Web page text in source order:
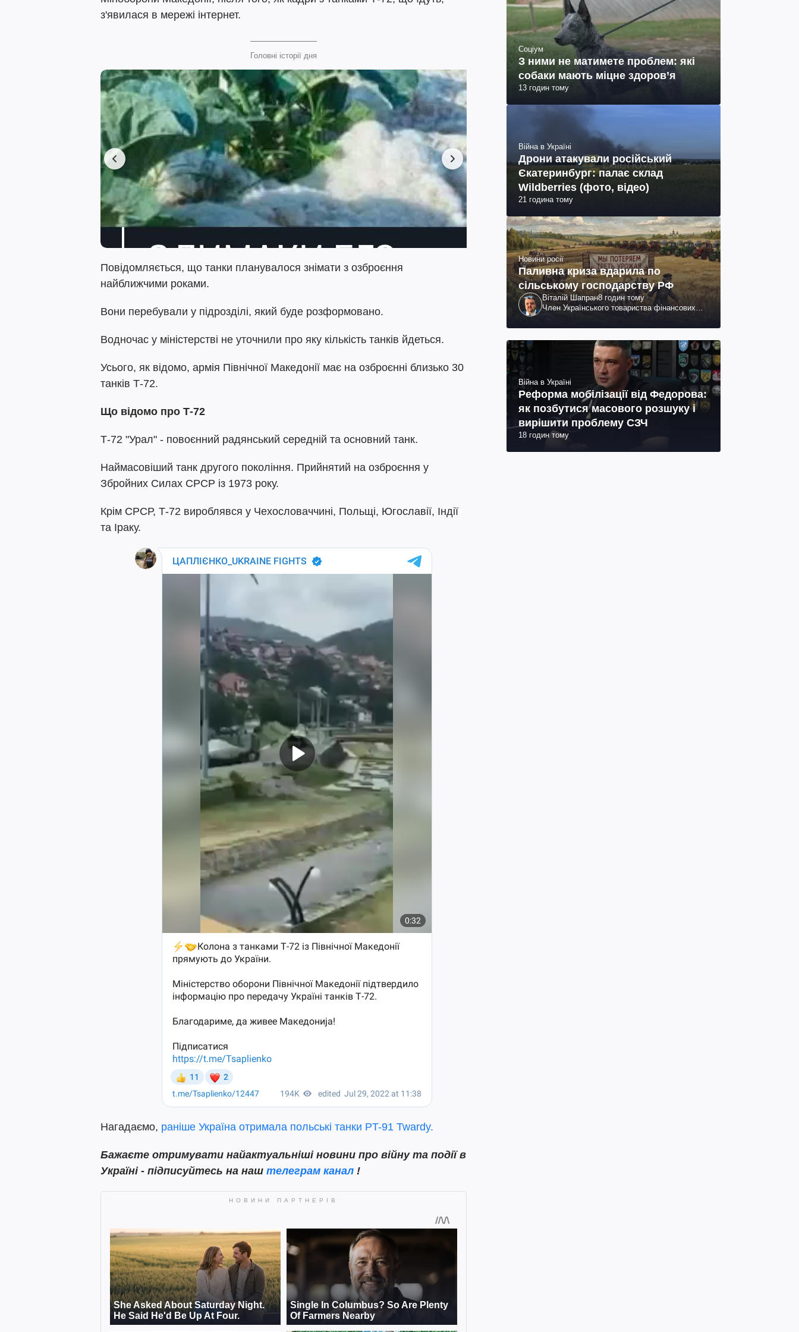
з'явилася в мережі інтернет.
Головні історії дня
Повідомляється, що танки планувалося знімати з озброєння
найближчими роками.
Вони перебували у підрозділі, який буде розформовано.
Водночас у міністерстві не уточнили про яку кількість танків йдеться.
Усього, як відомо, армія Північної Македонії має на озброєнні близько 30
танків Т-72.
Що відомо про Т-72
Т-72 "Урал" - повоєнний радянський середній та основний танк.
Наймасовіший танк другого покоління. Прийнятий на озброєння у
Збройних Силах СРСР із 1973 року.
Крім СРСР, Т-72 вироблявся у Чехословаччині, Польщі, Югославії, Індії
та Іраку.
Нагадаємо, раніше Україна отримала польські танки PT-91 Twardy.
Бажаєте отримувати найактуальніші новини про війну та події в
Україні - підписуйтесь на наш телеграм канал !
Соціум
З ними не матимете проблем: які
собаки мають міцне здоров’я
13 годин тому
Війна в Україні
Дрони атакували російський
Єкатеринбург: палає склад
Wildberries (фото, відео)
21 година тому
Новини росії
Паливна криза вдарила по
сільському господарству РФ
Віталій Шапран8 годин тому
Член Українського товариства фінансових
Війна в Україні
Реформа мобілізації від Федорова:
як позбутися масового розшуку і
вирішити проблему СЗЧ
18 годин тому